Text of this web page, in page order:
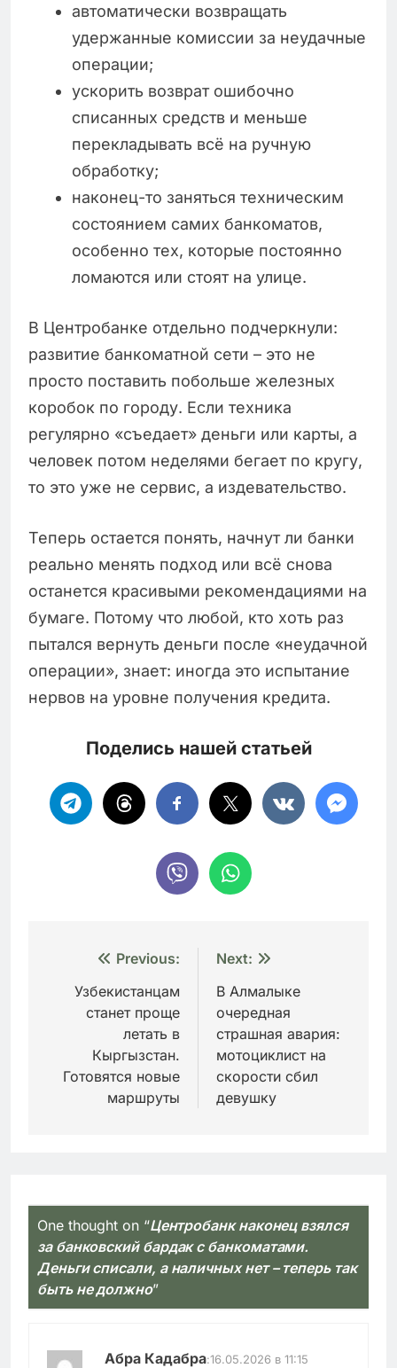
автоматически возвращать
удержанные комиссии за неудачные
операции;
ускорить возврат ошибочно
списанных средств и меньше
перекладывать всё на ручную
обработку;
наконец-то заняться техническим
состоянием самих банкоматов,
особенно тех, которые постоянно
ломаются или стоят на улице.
В Центробанке отдельно подчеркнули:
развитие банкоматной сети – это не
просто поставить побольше железных
коробок по городу. Если техника
регулярно «съедает» деньги или карты, а
человек потом неделями бегает по кругу,
то это уже не сервис, а издевательство.
Теперь остается понять, начнут ли банки
реально менять подход или всё снова
останется красивыми рекомендациями на
бумаге. Потому что любой, кто хоть раз
пытался вернуть деньги после «неудачной
операции», знает: иногда это испытание
нервов на уровне получения кредита.
Поделись нашей статьей
Навигация
записям
Previous:
Узбекистанцам
станет проще
летать в
Кыргызстан.
Готовятся новые
маршруты
Next:
В Алмалыке
очередная
страшная авария:
мотоциклист на
скорости сбил
девушку
One thought on “Центробанк наконец взялся
за банковский бардак с банкоматами.
Деньги списали, а наличных нет – теперь так
быть не должно”
Абра Кадабра:16.05.2026 в 11:15